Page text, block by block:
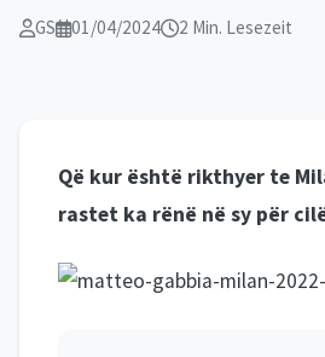
GS 01/04/2024 2 Min. Lesezeit
Që kur është rikthyer te
rastet ka rënë në sy për